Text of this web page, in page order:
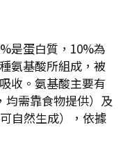
是蛋白質，10%為
氨基酸所組成，被
收。氨基酸主要有
均需靠食物提供）及
自然生成），依據